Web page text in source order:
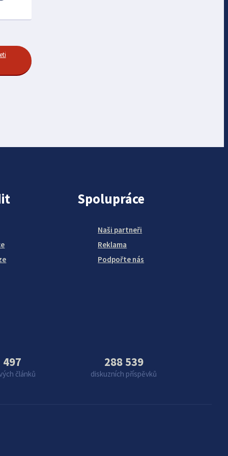
Spolupráce
Naši partneři
Reklama
Podpořte nás
497
článků
288 539
diskuzních příspěvků